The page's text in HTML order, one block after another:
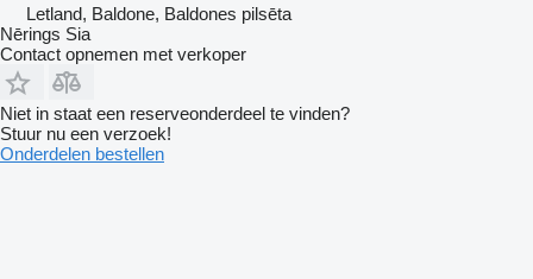
Letland, Baldone, Baldones pilsēta
Nērings Sia
Contact opnemen met verkoper
Niet in staat een reserveonderdeel te vinden?
Stuur nu een verzoek!
Onderdelen bestellen